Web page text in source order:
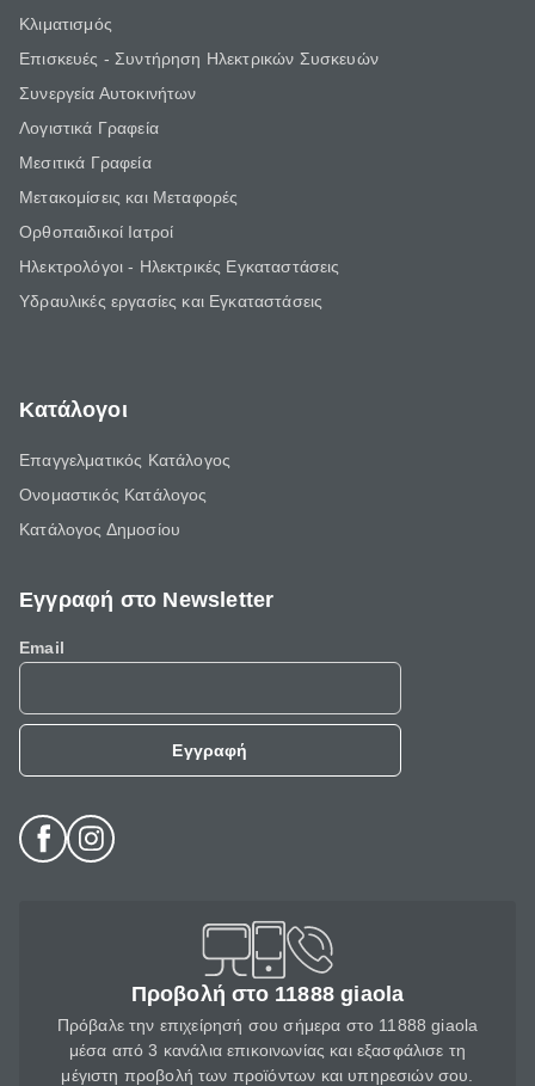
Κλιματισμός
Επισκευές - Συντήρηση Ηλεκτρικών Συσκευών
Συνεργεία Αυτοκινήτων
Λογιστικά Γραφεία
Μεσιτικά Γραφεία
Μετακομίσεις και Μεταφορές
Ορθοπαιδικοί Ιατροί
Ηλεκτρολόγοι - Ηλεκτρικές Εγκαταστάσεις
Υδραυλικές εργασίες και Εγκαταστάσεις
Κατάλογοι
Επαγγελματικός Κατάλογος
Ονομαστικός Κατάλογος
Κατάλογος Δημοσίου
Εγγραφή στο Newsletter
Email
Εγγραφή
Προβολή στο 11888 giaola
Πρόβαλε την επιχείρησή σου σήμερα στο 11888 giaola
μέσα από 3 κανάλια επικοινωνίας και εξασφάλισε τη
μέγιστη προβολή των προϊόντων και υπηρεσιών σου.